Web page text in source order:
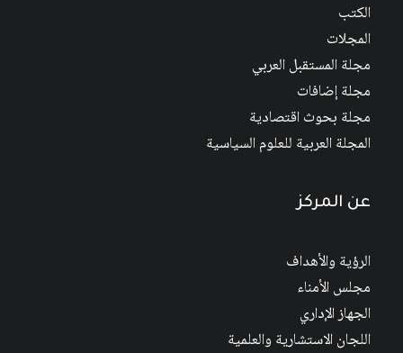
الكتب
المجلات
مجلة المستقبل العربي
مجلة إضافات
مجلة بحوث اقتصادية
المجلة العربية للعلوم السياسية
عن المركز
الرؤية والأهداف
مجلس الأمناء
الجهاز الإداري
اللجان الاستشارية والعلمية